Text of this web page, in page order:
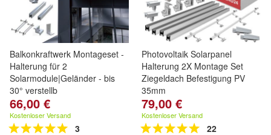
Balkonkraftwerk Montageset -
Halterung für 2
Solarmodule|Geländer - bis
30° verstellb
66,00 €
Kostenloser Versand
3
Photovoltaik Solarpanel
Halterung 2X Montage Set
Ziegeldach Befestigung PV
35mm
79,00 €
Kostenloser Versand
22